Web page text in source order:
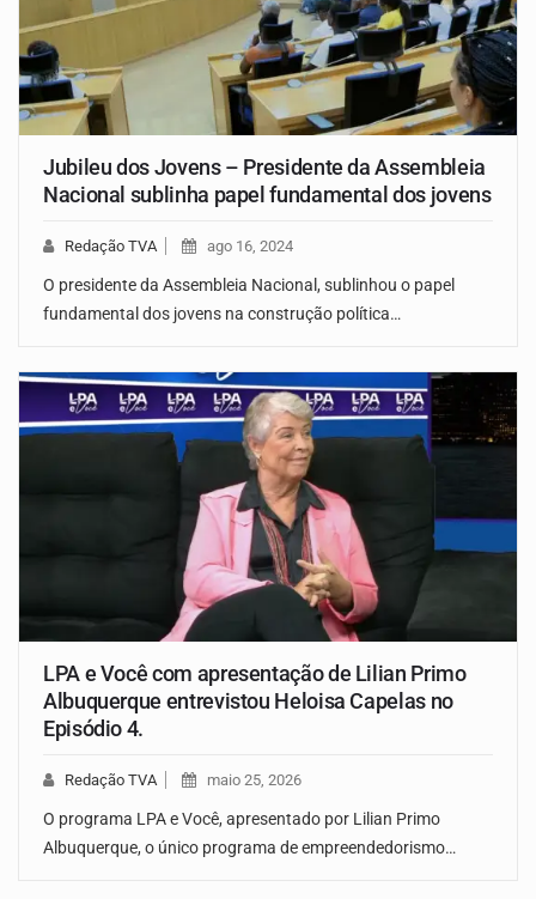
Jubileu dos Jovens – Presidente da Assembleia
Nacional sublinha papel fundamental dos jovens
Redação TVA ago 16, 2024
O presidente da Assembleia Nacional, sublinhou o papel
fundamental dos jovens na construção política…
LPA e Você com apresentação de Lilian Primo
Albuquerque entrevistou Heloisa Capelas no
Episódio 4.
Redação TVA maio 25, 2026
O programa LPA e Você, apresentado por Lilian Primo
Albuquerque, o único programa de empreendedorismo…